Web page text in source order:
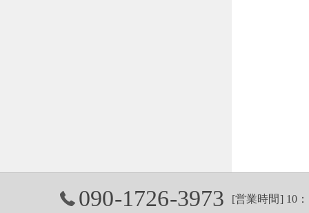
090-1726-3973 [営業時間] 10